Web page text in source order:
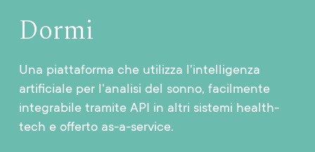
Dormi
Una piattaforma che utilizza l'intelligenza
artificiale per l'analisi del sonno, facilmente
integrabile tramite API in altri sistemi health-
tech e offerto as-a-service.